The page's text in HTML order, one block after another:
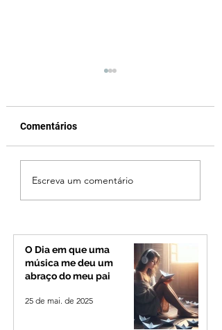
Patrocínio realiza
primeiras cirurgias de
reversão de colostomia
espera
Comentários
Escreva um comentário
O Dia em que uma
música me deu um
abraço do meu pai
25 de mai. de 2025